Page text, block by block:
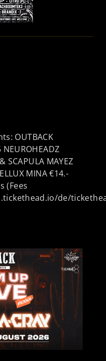
OUTBACK
NEUROHEADZ
SCAPULA MAYEZ
MINA €14.-
(Fees
de/